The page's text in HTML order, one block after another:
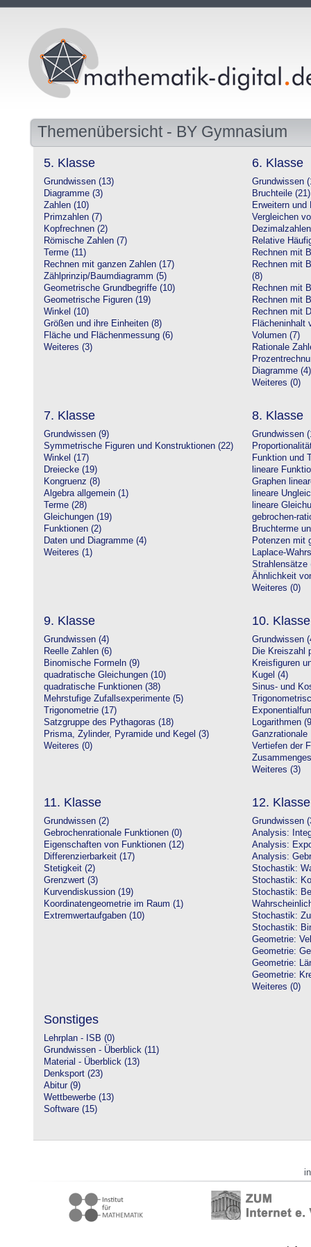
Themenübersicht - BY Gymnasium
5. Klasse
Grundwissen (13)
Diagramme (3)
Zahlen (10)
Primzahlen (7)
Kopfrechnen (2)
Römische Zahlen (7)
Terme (11)
Rechnen mit ganzen Zahlen (17)
Zählprinzip/Baumdiagramm (5)
Geometrische Grundbegriffe (10)
Geometrische Figuren (19)
Winkel (10)
Größen und ihre Einheiten (8)
Fläche und Flächenmessung (6)
Weiteres (3)
6. Klasse
Grundwissen
Bruchteile (21)
Erweitern und
Vergleichen
Relative
Rechnen mit
Rechnen mit
(8)
Rechnen mit
Rechnen mit
Rechnen mit
Flächeninhalt
Volumen (7)
Rationale
Diagramme (4)
Weiteres (0)
7. Klasse
Grundwissen (9)
Symmetrische Figuren und Konstruktionen (22)
Winkel (17)
Dreiecke (19)
Kongruenz (8)
Algebra allgemein (1)
Terme (28)
Gleichungen (19)
Funktionen (2)
Daten und Diagramme (4)
Weiteres (1)
8. Klasse
Grundwissen
Funktion und
lineare
Graphen
lineare
lineare
gebrochen-
Bruchterme
Potenzen mit
Laplace-
Strahlensätze
Ähnlichkeit
Weiteres (0)
9. Klasse
Grundwissen (4)
Reelle Zahlen (6)
Binomische Formeln (9)
quadratische Gleichungen (10)
quadratische Funktionen (38)
Mehrstufige Zufallsexperimente (5)
Trigonometrie (17)
Satzgruppe des Pythagoras (18)
Prisma, Zylinder, Pyramide und Kegel (3)
Weiteres (0)
10. Klasse
Grundwissen
Die Kreiszahl
Kreisfiguren
Kugel (4)
Sinus- und
Logarithmen
Ganzrationale
Vertiefen der
Weiteres (3)
11. Klasse
Grundwissen (2)
Gebrochenrationale Funktionen (0)
Eigenschaften von Funktionen (12)
Differenzierbarkeit (17)
Stetigkeit (2)
Grenzwert (3)
Kurvendiskussion (19)
Koordinatengeometrie im Raum (1)
Extremwertaufgaben (10)
12. Klasse
Grundwissen
Analysis:
Analysis:
Analysis:
Stochastik:
Stochastik:
Stochastik:
Stochastik:
Stochastik:
Geometrie:
Geometrie:
Geometrie:
Geometrie:
Weiteres (0)
Sonstiges
Lehrplan - ISB (0)
Grundwissen - Überblick (11)
Material - Überblick (13)
Denksport (23)
Abitur (9)
Wettbewerbe (13)
Software (15)